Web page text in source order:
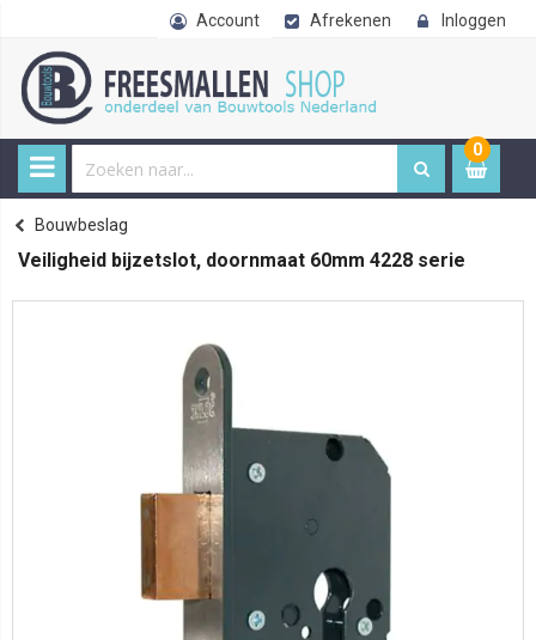
Account Afrekenen Inloggen
0
item
Home
Bouwbeslag
Veiligheid bijzetslot, doornmaat 60mm 4228 serie